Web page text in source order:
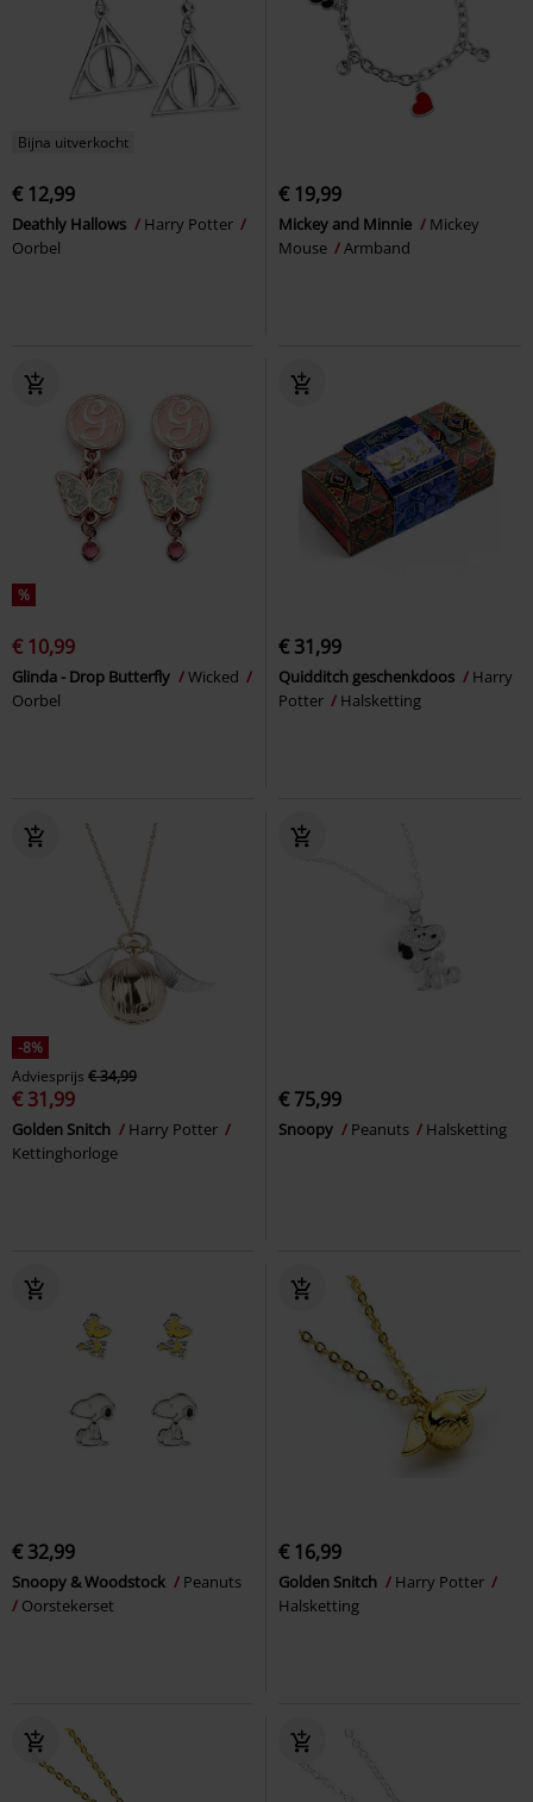
Bijna uitverkocht
€ 12,99
Deathly Hallows
Harry Potter
Oorbel
€ 19,99
Mickey and Minnie
Mickey
Mouse
Armband
%
€ 10,99
Glinda - Drop Butterfly
Wicked
Oorbel
€ 31,99
Quidditch geschenkdoos
Harry
Potter
Halsketting
-8%
Adviesprijs € 34,99
€ 31,99
Golden Snitch
Harry Potter
Kettinghorloge
€ 75,99
Snoopy Peanuts Halsketting
€ 32,99
Snoopy & Woodstock
Peanuts
Oorstekerset
€ 16,99
Golden Snitch
Harry Potter
Halsketting